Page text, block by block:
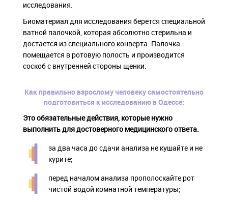
исследования.
Биоматериал для исследования берется специальной
ватной палочкой, которая абсолютно стерильна и
достается из специального конверта. Палочка
помещается в ротовую полость и производится
соскоб с внутренней стороны щенки.
Как правильно взрослому человеку самостоятельно
подготовиться к исследованию в Одессе:
Это обязательные действия, которые нужно
выполнить для достоверного медицинского ответа.
за два часа до сдачи анализа не кушайте и не
курите;
перед началом анализа прополоскайте рот
чистой водой комнатной температуры;